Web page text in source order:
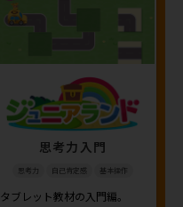
思考力入門
思考力 自己肯定感 基本操作
タブレット教材の入門編。